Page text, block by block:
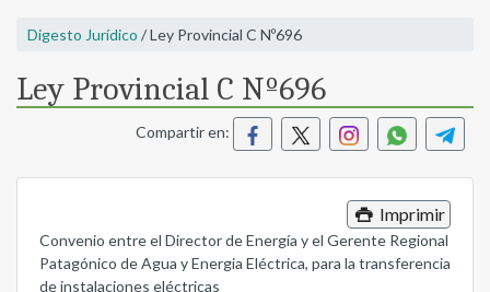
Digesto Jurídico / Ley Provincial C Nº696
Ley Provincial C Nº696
Compartir en:
Imprimir
Convenio entre el Director de Energía y el Gerente Regional
Patagónico de Agua y Energia Eléctrica, para la transferencia
de instalaciones eléctricas